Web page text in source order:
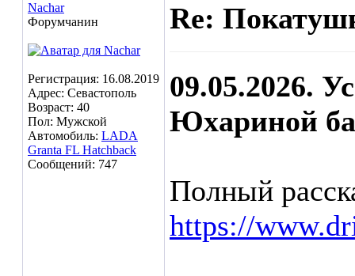
Nachar
Форумчанин
Регистрация: 16.08.2019
Адрес: Севастополь
Возраст: 40
Пол: Мужской
Автомобиль: LADA
Granta FL Hatchback
Сообщений: 747
Re:
09.05.2026.
Юхариной
Полный
https://